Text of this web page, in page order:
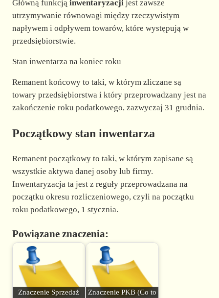
Główną funkcją inwentaryzacjijest zawsze
utrzymywanie równowagi między rzeczywistym
napływem i odpływem towarów, które występują w
przedsiębiorstwie.
Stan inwentarza na koniec roku
Remanent końcowy to taki, w którym zliczane są
towary przedsiębiorstwa i który przeprowadzany jest na
zakończenie roku podatkowego, zazwyczaj 31 grudnia.
Początkowy stan inwentarza
Remanent początkowy to taki, w którym zapisane są
wszystkie aktywa danej osoby lub firmy.
Inwentaryzacja ta jest z reguły przeprowadzana na
początku okresu rozliczeniowego, czyli na początku
roku podatkowego, 1 stycznia.
Powiązane znaczenia:
Znaczenie Sprzedaż
Znaczenie PKB (Co to